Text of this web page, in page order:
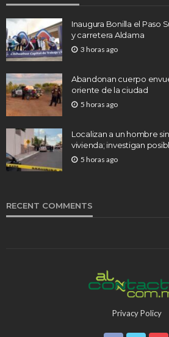
Inaugura Bonilla el Paso
y carretera Aldama
3 horas ago
Abandonan cuerpo
oriente de la ciudad
5 horas ago
Localizan a un hombre
vivienda; investigan
5 horas ago
RECENT COMMENTS
Privacy Policy